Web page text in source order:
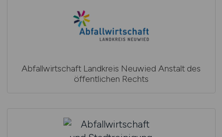
Abfallwirtschaft Landkreis Neuwied Anstalt des
öffentlichen Rechts